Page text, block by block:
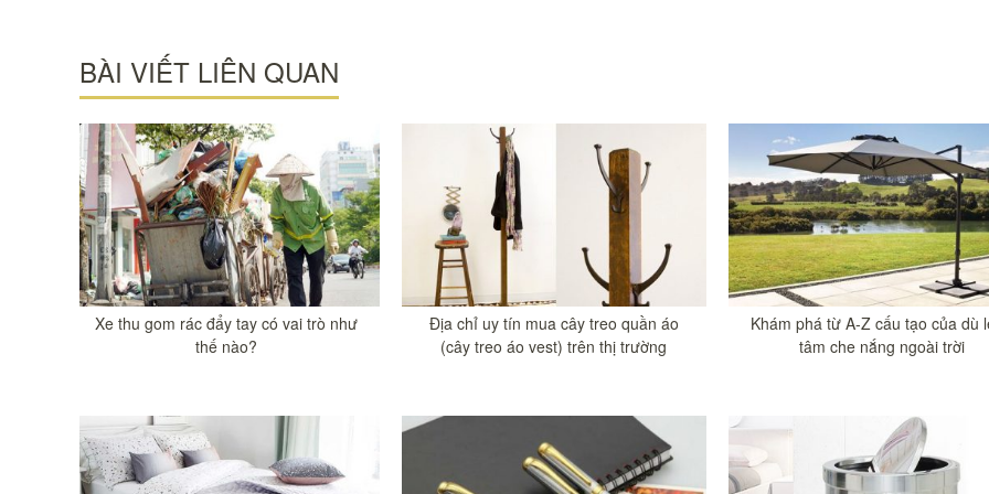
BÀI VIẾT LIÊN QUAN
Xe thu gom rác đẩy tay có vai trò như
thế nào?
Địa chỉ uy tín mua cây treo quần áo
(cây treo áo vest) trên thị trường
Khám phá từ A-Z cấu tạo của dù
tâm che nắng ngoài trời